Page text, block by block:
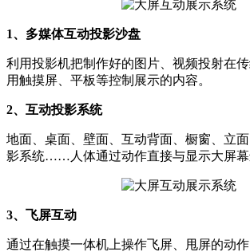
1、多媒体互动投影沙盘
利用投影机把制作好的图片、视频投射在
用触摸屏、平板等控制展示的内容。
2、互动投影系统
地面、桌面、壁面、互动背面、橱窗、立
影系统……人体通过动作直接与显示大屏幕
3、飞屏互动
通过在触摸一体机上操作飞屏、甩屏的动